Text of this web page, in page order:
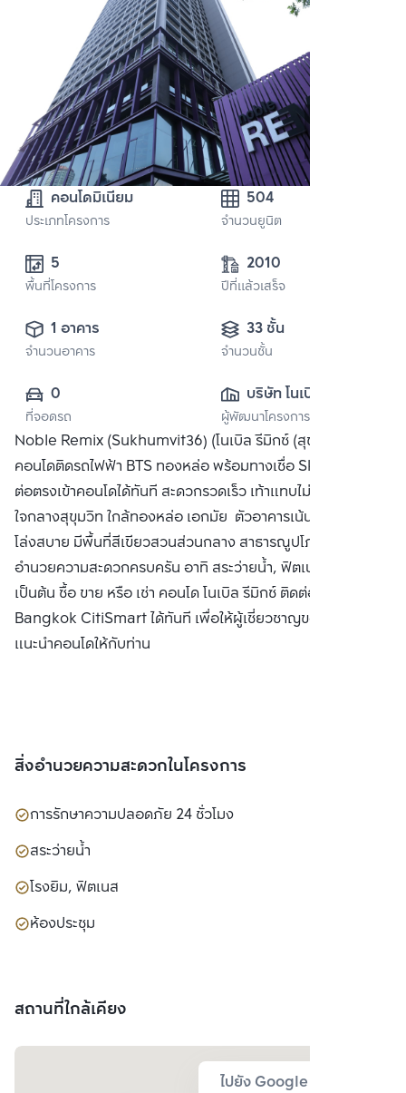
คอนโดมิเนียม
ประเภทโครงการ
504
จำนวนยูนิต
พื้นที่โครงการ
2010
ปีที่แล้วเสร็จ
1 อาคาร
จำนวนอาคาร
33 ชั้น
จำนวนชั้น
0
ที่จอดรถ
บริษัท โนเบิล ดี
เวลลอปเมนท์ จำกัด
(มหาชน)
ผู้พัฒนาโครงการ
Noble Remix (Sukhumvit36) (โนเบิล รีมิกซ์ (สุขุมวิท 36))
คอนโดติดรถไฟฟ้า BTS ทองหล่อ พร้อมทางเชื่อ Sky Walk เชื่อ
ต่อตรงเข้าคอนโดได้ทันที สะดวกรวดเร็ว เท้าแทบไม่ติดพื้น
ใจกลางสุขุมวิท ใกล้ทองหล่อ เอกมัย ตัวอาคารเน้นความโปร่ง
โล่งสบาย มีพื้นที่สีเขียวสวนส่วนกลาง สาธารณูปโภคและสิ่ง
อำนวยความสะดวกครบครัน อาทิ สระว่ายน้ำ, ฟิตเนส, ห้องสตีม
เป็นต้น ซื้อ ขาย หรือ เช่า คอนโด โนเบิล รีมิกซ์ ติดต่อหาเรา
Bangkok CitiSmart ได้ทันที เพื่อให้ผู้เชี่ยวชาญของเราได้
แนะนำคอนโดให้กับท่าน
สิ่งอำนวยความสะดวกในโครงการ
การรักษาความปลอดภัย 24 ชั่วโมง
สระว่ายน้ำ
โรงยิม, ฟิตเนส
ห้องประชุม
สถานที่ใกล้เคียง
ไปยัง Google Map